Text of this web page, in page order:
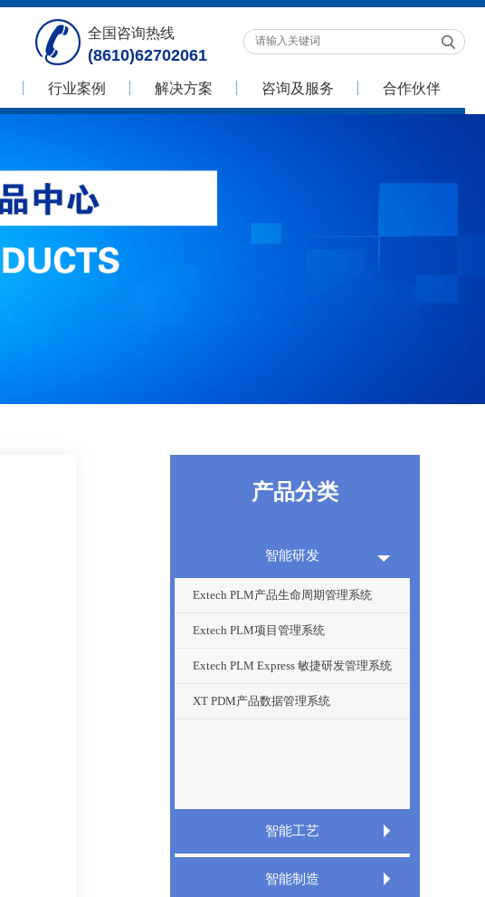
全国咨询热线
(8610)62702061
行业案例 解决方案 咨询及服务 合作伙伴
产品分类
智能研发
Extech PLM产品生命周期管理系统
Extech PLM项目管理系统
Extech PLM Express 敏捷研发管理系统
XT PDM产品数据管理系统
智能工艺
Extech CAPP工艺规划管理系统
智能制造